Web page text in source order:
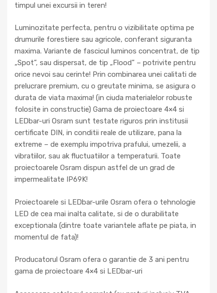
timpul unei excursii in teren!
Luminozitate perfecta, pentru o vizibilitate optima pe
drumurile forestiere sau agricole, conferant siguranta
maxima. Variante de fascicul luminos concentrat, de tip
„Spot”, sau dispersat, de tip „Flood” – potrivite pentru
orice nevoi sau cerinte! Prin combinarea unei calitati de
prelucrare premium, cu o greutate minima, se asigura o
durata de viata maxima! (in ciuda materialelor robuste
folosite in constructie) Gama de proiectoare 4×4 si
LEDbar-uri Osram sunt testate riguros prin institusii
certificate DIN, in conditii reale de utilizare, pana la
extreme – de exemplu impotriva prafului, umezelii, a
vibratiilor, sau ak fluctuatiilor a temperaturii. Toate
proiectoarele Osram dispun astfel de un grad de
impermealitate IP69K!
Proiectoarele si LEDbar-urile Osram ofera o tehnologie
LED de cea mai inalta calitate, si de o durabilitate
exceptionala (dintre toate variantele aflate pe piata, in
momentul de fata)!
Producatorul Osram ofera o garantie de 3 ani pentru
gama de proiectoare 4×4 si LEDbar-uri